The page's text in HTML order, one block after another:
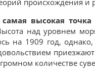
самая высокая
над уровнем
на 1909 год,
количестве